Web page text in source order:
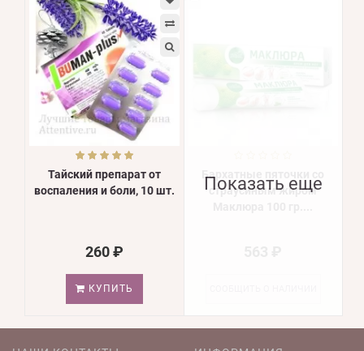
Тайский препарат от
воспаления и боли, 10 шт.
260 ₽
КУПИТЬ
Бархатные пяточки со
страусиным жиром
Показать еще